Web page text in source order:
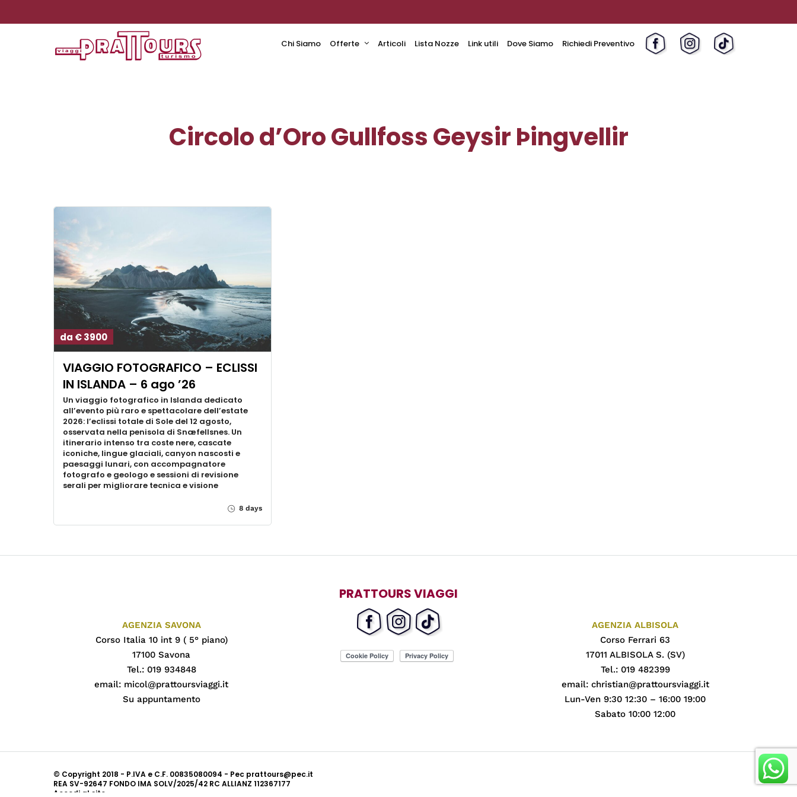
Chi Siamo Offerte Articoli Lista Nozze Link utili Dove Siamo Richiedi Preventivo
Circolo d’Oro Gullfoss Geysir Þingvellir
da € 3900
VIAGGIO FOTOGRAFICO – ECLISSI
IN ISLANDA – 6 ago ’26
Un viaggio fotografico in Islanda dedicato
all’evento più raro e spettacolare dell’estate
2026: l’eclissi totale di Sole del 12 agosto,
osservata nella penisola di Snæfellsnes. Un
itinerario intenso tra coste nere, cascate
iconiche, lingue glaciali, canyon nascosti e
paesaggi lunari, con accompagnatore
fotografo e geologo e sessioni di revisione
serali per migliorare tecnica e visione
8 days
AGENZIA SAVONA
Corso Italia 10 int 9 ( 5° piano)
17100 Savona
Tel.: 019 934848
email: micol@prattoursviaggi.it
Su appuntamento
PRATTOURS VIAGGI
AGENZIA ALBISOLA
Corso Ferrari 63
17011 ALBISOLA S. (SV)
Tel.: 019 482399
email: christian@prattoursviaggi.it
Lun-Ven 9:30 12:30 – 16:00 19:00
Sabato 10:00 12:00
© Copyright 2018 - P.IVA e C.F. 00835080094 - Pec prattours@pec.it
REA SV-92647 FONDO IMA SOLV/2025/42 RC ALLIANZ 112367177
Accedi al sito